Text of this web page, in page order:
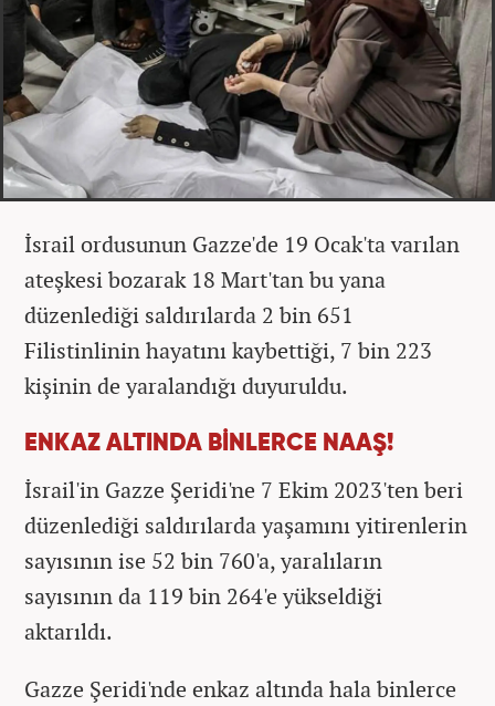
İsrail ordusunun Gazze'de 19 Ocak'ta varılan
ateşkesi bozarak 18 Mart'tan bu yana
düzenlediği saldırılarda 2 bin 651
Filistinlinin hayatını kaybettiği, 7 bin 223
kişinin de yaralandığı duyuruldu.
ENKAZ ALTINDA BİNLERCE NAAŞ!
İsrail'in Gazze Şeridi'ne 7 Ekim 2023'ten beri
düzenlediği saldırılarda yaşamını yitirenlerin
sayısının ise 52 bin 760'a, yaralıların
sayısının da 119 bin 264'e yükseldiği
aktarıldı.
Gazze Şeridi'nde enkaz altında hala binlerce